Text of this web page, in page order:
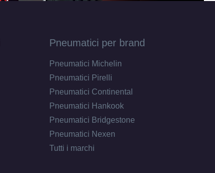
Pneumatici per brand
Pneumatici Michelin
Pneumatici Pirelli
Pneumatici Continental
Pneumatici Hankook
Pneumatici Bridgestone
Pneumatici Nexen
Tutti i marchi